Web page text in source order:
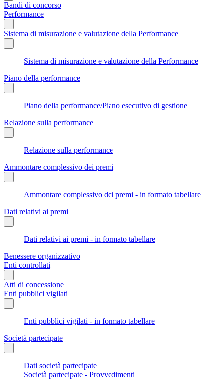
Bandi di concorso
Performance
Sistema di misurazione e valutazione della Performance
Sistema di misurazione e valutazione della Performance
Piano della performance
Piano della performance/Piano esecutivo di gestione
Relazione sulla performance
Relazione sulla performance
Ammontare complessivo dei premi
Ammontare complessivo dei premi - in formato tabellare
Dati relativi ai premi
Dati relativi ai premi - in formato tabellare
Benessere organizzativo
Enti controllati
Atti di concessione
Enti pubblici vigilati
Enti pubblici vigilati - in formato tabellare
Società partecipate
Dati società partecipate
Società partecipate - Provvedimenti